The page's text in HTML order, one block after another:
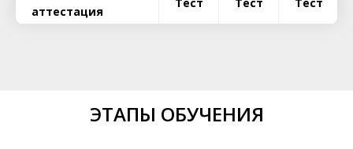
аттестация
ЭТАПЫ ОБУЧЕНИЯ